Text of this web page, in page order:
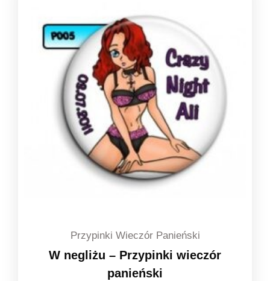
do
1,49 zł
Przypinki Wieczór Panieński
W negliżu – Przypinki wieczór
panieński